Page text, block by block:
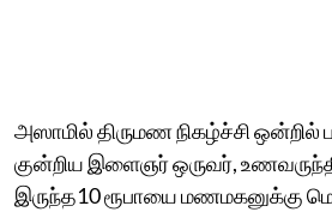
அஸாமில் திருமண நிகழ்ச்சி ஒன்றில்
குன்றிய இளைஞர் ஒருவர்,
இருந்த10 ரூபாயை மணமகனுக்கு